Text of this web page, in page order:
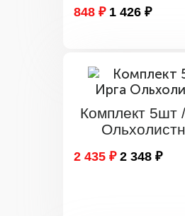
848 ₽ 1 426 ₽
Комплект 5шт
2 435 ₽ 2 348 ₽